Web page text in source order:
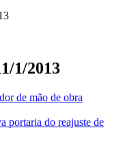
1/2013
de mão de obra
do reajuste de